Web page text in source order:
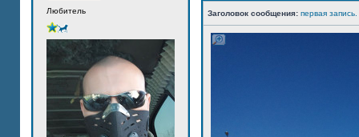
Любитель Заголовок сообщения: первая